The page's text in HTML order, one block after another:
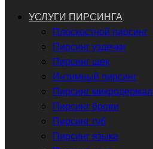
УСЛУГИ ПИРСИНГА
Плоскостной пирсинг
Пирсинг уздечки
Пирсинг щек
Интимный пирсинг
Пирсинг микродермал
Пирсинг брови
Пирсинг губ
Пирсинг языка